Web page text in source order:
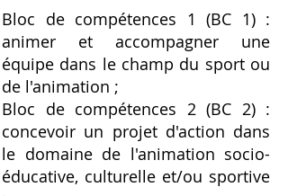
Bloc de compétences 1 (BC 1) :
animer et accompagner une
équipe dans le champ du sport ou
de l'animation ;
Bloc de compétences 2 (BC 2) :
concevoir un projet d'action dans
le domaine de l'animation socio-
éducative, culturelle et/ou sportive